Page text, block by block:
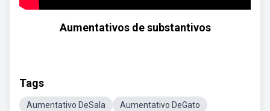
Aumentativos de substantivos
Tags
Aumentativo DeSala Aumentativo DeGato